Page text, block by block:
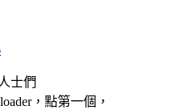
士們
，點第一個，